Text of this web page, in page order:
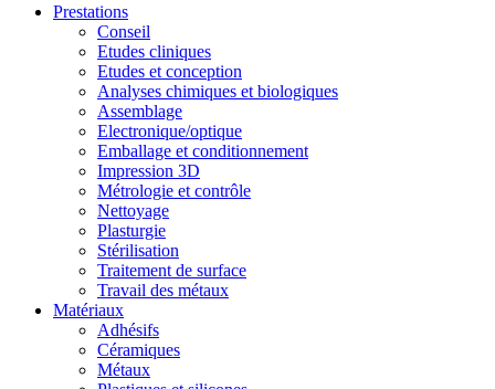
Prestations
Conseil
Etudes cliniques
Etudes et conception
Analyses chimiques et biologiques
Assemblage
Electronique/optique
Emballage et conditionnement
Impression 3D
Métrologie et contrôle
Nettoyage
Plasturgie
Stérilisation
Traitement de surface
Travail des métaux
Matériaux
Adhésifs
Céramiques
Métaux